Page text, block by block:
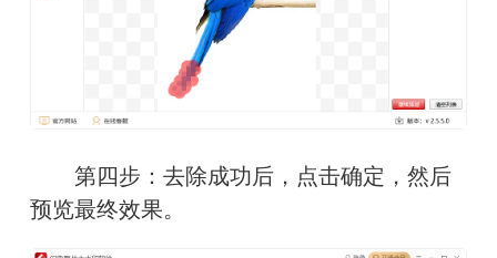
第四步：去除成功后，点击确定，然后
预览最终效果。